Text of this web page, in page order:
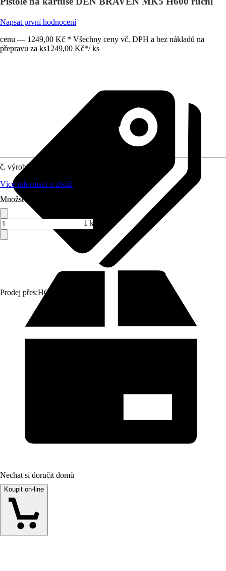
Napsat první hodnocení
cenu — 1249,00 Kč * Všechny ceny vč. DPH a bez nákladů na
přepravu za ks1249,00 Kč*/ ks
Prodej přes:HORNBACH
č. výrobku
Více informací o zboží
Množství (ks)
1 ks
Nechat si doručit domů
Koupit on-line